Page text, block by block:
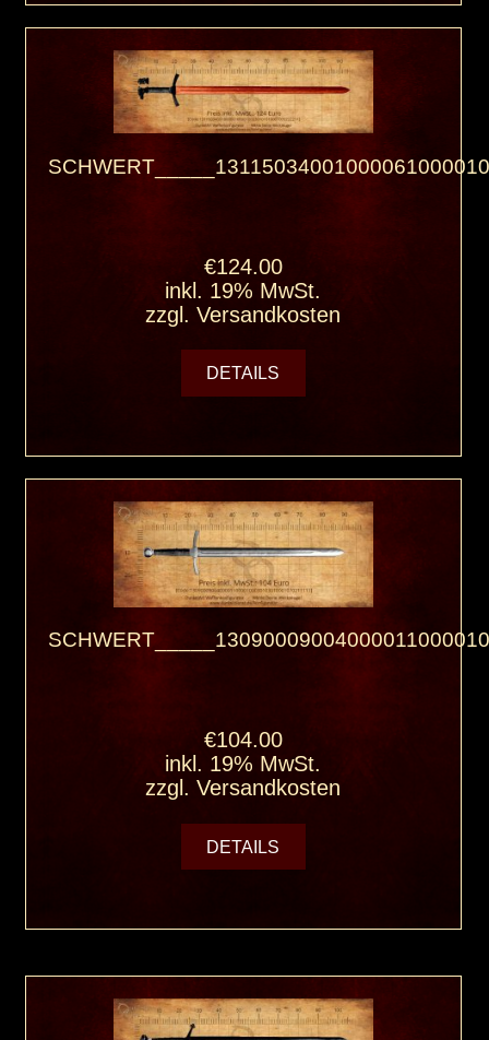
€124.00
inkl. 19% MwSt.
zzgl.Versandkosten
DETAILS
€104.00
inkl. 19% MwSt.
zzgl.Versandkosten
DETAILS